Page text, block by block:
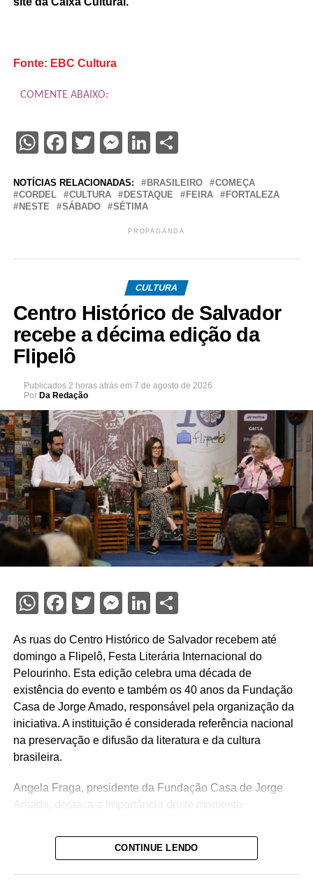
Fonte: EBC Cultura
COMENTE ABAIXO:
WhatsApp
Facebook
Twitter
Messenger
LinkedIn
Share
NOTÍCIAS RELACIONADAS: BRASILEIRO
COMEÇA
CORDEL
CULTURA DESTAQUE FEIRA
FORTALEZA
NESTE
SÁBADO SÉTIMA
PROPAGANDA
CULTURA
Centro Histórico de Salvador
recebe a décima edição da
Flipelô
Publicados 2 horas atrás em 7 de agosto de 2026
Por Da Redação
WhatsApp
Facebook
Twitter
Messenger
LinkedIn
Share
As ruas do Centro Histórico de Salvador recebem até
domingo a Flipelô, Festa Literária Internacional do
Pelourinho. Esta edição celebra uma década de
existência do evento e também os 40 anos da Fundação
Casa de Jorge Amado, responsável pela organização da
iniciativa. A instituição é considerada referência nacional
na preservação e difusão da literatura e da cultura
brasileira.
Angela Fraga, presidente da Fundação Casa de Jorge
Amado, destaca a importância deste momento.
“Essa edição da Flipelô
é realmente muito
CONTINUE LENDO